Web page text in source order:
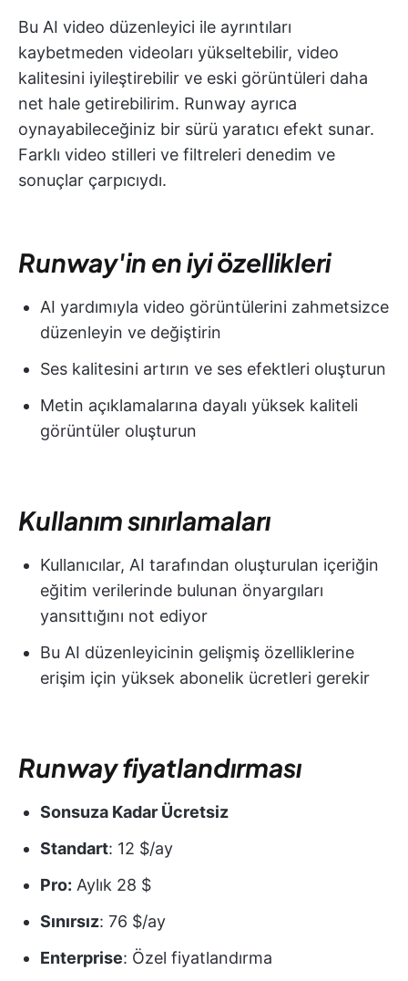
Bu AI video düzenleyici ile ayrıntıları
kaybetmeden videoları yükseltebilir, video
kalitesini iyileştirebilir ve eski görüntüleri daha
net hale getirebilirim. Runway ayrıca
oynayabileceğiniz bir sürü yaratıcı efekt sunar.
Farklı video stilleri ve filtreleri denedim ve
sonuçlar çarpıcıydı.
Runway'in en iyi özellikleri
AI yardımıyla video görüntülerini zahmetsizce
düzenleyin ve değiştirin
Ses kalitesini artırın ve ses efektleri oluşturun
Metin açıklamalarına dayalı yüksek kaliteli
görüntüler oluşturun
Kullanım sınırlamaları
Kullanıcılar, AI tarafından oluşturulan içeriğin
eğitim verilerinde bulunan önyargıları
yansıttığını not ediyor
Bu AI düzenleyicinin gelişmiş özelliklerine
erişim için yüksek abonelik ücretleri gerekir
Runway fiyatlandırması
Sonsuza Kadar Ücretsiz
Standart: 12 $/ay
Pro: Aylık 28 $
Sınırsız: 76 $/ay
Enterprise: Özel fiyatlandırma